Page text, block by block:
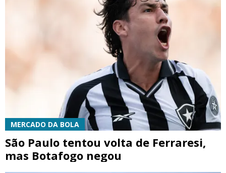
MERCADO DA BOLA
São Paulo tentou volta de Ferraresi,
mas Botafogo negou